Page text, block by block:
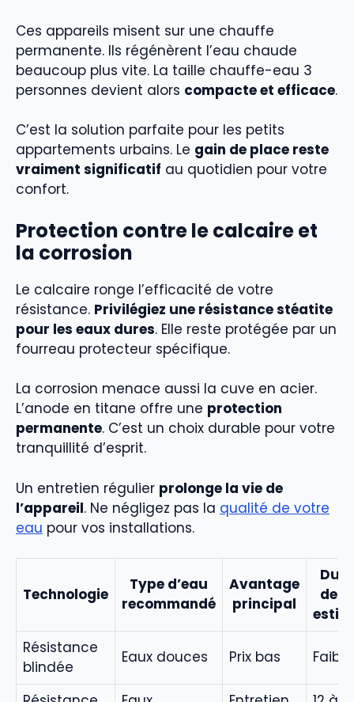
Ces appareils misent sur une chauffe
permanente. Ils régénèrent l’eau chaude
beaucoup plus vite. La taille chauffe-eau 3
personnes devient alors compacte et efficace.
C’est la solution parfaite pour les petits
appartements urbains. Le gain de place reste
vraiment significatif au quotidien pour votre
confort.
Protection contre le calcaire et
la corrosion
Le calcaire ronge l’efficacité de votre
résistance. Privilégiez une résistance stéatite
pour les eaux dures. Elle reste protégée par un
fourreau protecteur spécifique.
La corrosion menace aussi la cuve en acier.
L’anode en titane offre une protection
permanente. C’est un choix durable pour votre
tranquillité d’esprit.
Un entretien régulier prolonge la vie de
l’appareil. Ne négligez pas la qualité de votre
eau pour vos installations.
Technologie
Type d’eau
recommandé
Avantage
principal
de
Résistance
blindée
Eaux douces Prix bas Faible